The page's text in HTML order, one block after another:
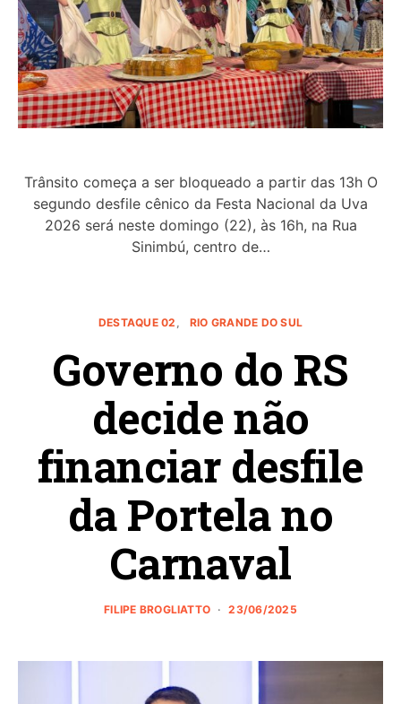
Trânsito começa a ser bloqueado a partir das 13h O
segundo desfile cênico da Festa Nacional da Uva
2026 será neste domingo (22), às 16h, na Rua
Sinimbú, centro de…
DESTAQUE 02 RIO GRANDE DO SUL
Governo do RS
decide não
financiar desfile
da Portela no
Carnaval
FILIPE BROGLIATTO 23/06/2025